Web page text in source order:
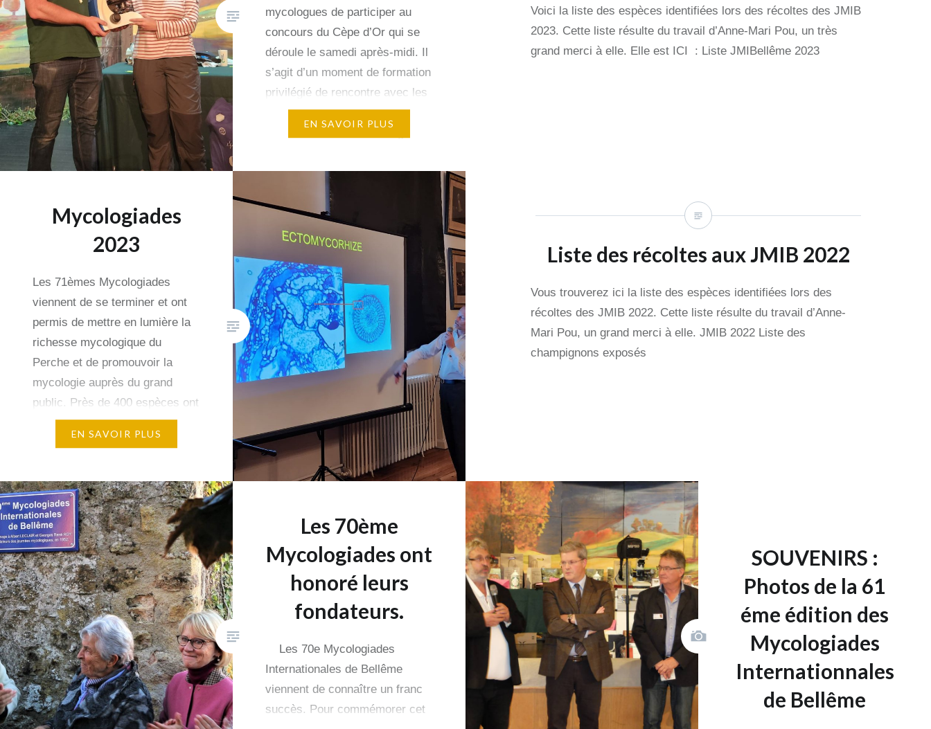
mycologues de participer au
concours du Cèpe d’Or qui se
déroule le samedi après-midi. Il
s’agit d’un moment de formation
privilégié de rencontre avec les
jeunes d’autres facultés ou
encadrants. Tous les
participants bénéficient
d’avantages : réduction du prix
de…
EN SAVOIR PLUS
Voici la liste des espèces identifiées lors des récoltes des JMIB
2023. Cette liste résulte du travail d’Anne-Mari Pou, un très
grand merci à elle. Elle est ICI : Liste JMIBellême 2023
Mycologiades
2023
Les 71èmes Mycologiades
viennent de se terminer et ont
permis de mettre en lumière la
richesse mycologique du
Perche et de promouvoir la
mycologie auprès du grand
public. Près de 400 espèces ont
été récoltées. Les table ronde
« Rôle des champignons en
forêt »…
EN SAVOIR PLUS
Liste des récoltes aux JMIB 2022
Vous trouverez ici la liste des espèces identifiées lors des
récoltes des JMIB 2022. Cette liste résulte du travail d’Anne-
Mari Pou, un grand merci à elle. JMIB 2022 Liste des
champignons exposés
Les 70ème
Mycologiades ont
honoré leurs
fondateurs.
Les 70e Mycologiades
Internationales de Bellême
viennent de connaître un franc
succès. Pour commémorer cet
SOUVENIRS :
Photos de la 61
éme édition des
Mycologiades
Internationnales
de Bellême